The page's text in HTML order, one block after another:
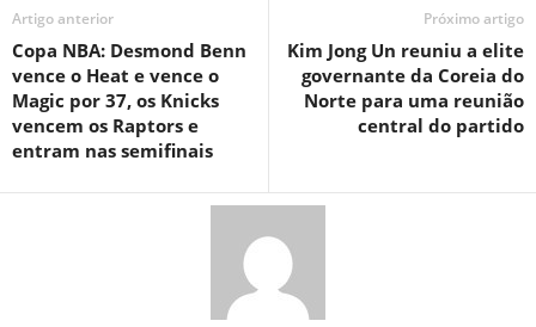
Artigo anterior
Copa NBA: Desmond Benn
vence o Heat e vence o
Magic por 37, os Knicks
vencem os Raptors e
entram nas semifinais
Próximo artigo
Kim Jong Un reuniu a elite
governante da Coreia do
Norte para uma reunião
central do partido